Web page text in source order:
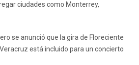
ciudades como Monterrey,
se anunció que la gira de Floreciente
está incluido para un concierto